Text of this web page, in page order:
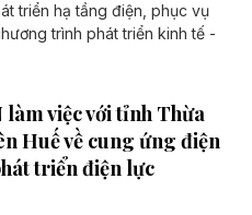
triển hạ tầng điện, phục vụ
trình phát triển kinh tế -
làm việc với tỉnh Thừa
Huế về cung ứng điện
triển điện lực